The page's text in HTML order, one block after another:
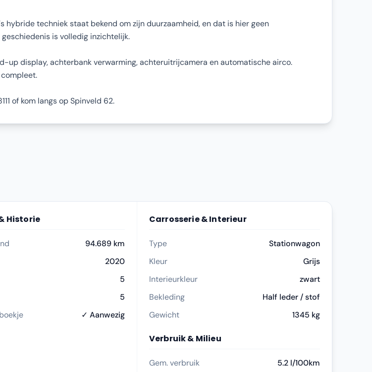
techniek staat bekend om zijn duurzaamheid, en dat is hier geen
is volledig inzichtelijk.
up display, achterbank verwarming, achteruitrijcamera en automatische airco.
of kom langs op Spinveld 62.
Historie
94.689 km
2020
5
5
✓ Aanwezig
Carrosserie & Interieur
Type
Stationwagon
Kleur
Grijs
Interieurkleur
zwart
Bekleding
Half leder / stof
Gewicht
1345 kg
Verbruik & Milieu
Gem. verbruik
5.2 l/100km